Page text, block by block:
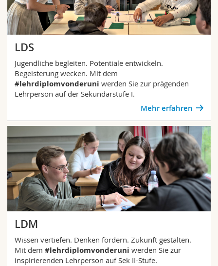
LDS
Jugendliche begleiten. Potentiale entwickeln.
Begeisterung wecken. Mit dem
#lehrdiplomvonderuni werden Sie zur prägenden
Lehrperson auf der Sekundarstufe I.
Mehr erfahren
LDM
Wissen vertiefen. Denken fördern. Zukunft gestalten.
Mit dem #lehrdiplomvonderuni werden Sie zur
inspirierenden Lehrperson auf Sek II-Stufe.